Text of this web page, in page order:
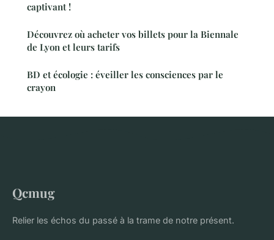
captivant !
Découvrez où acheter vos billets pour la Biennale
de Lyon et leurs tarifs
BD et écologie : éveiller les consciences par le
crayon
Qcmug
Relier les échos du passé à la trame de notre présent.